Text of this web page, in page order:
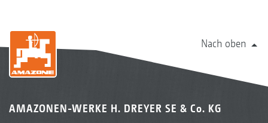
Nach oben
AMAZONEN-WERKE H. DREYER SE & Co. KG